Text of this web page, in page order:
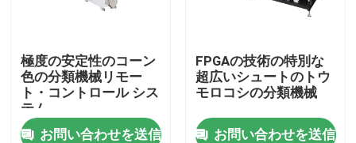
米色の選別機
穀物色の選別機
極度の安定性のコーン
色の分類機械リモー
ト・コントロール シス
テム
お問い合わせを送信
FPGAの技術の特別な
超広いシュートのトウ
モロコシの分類機械
お問い合わせを送信